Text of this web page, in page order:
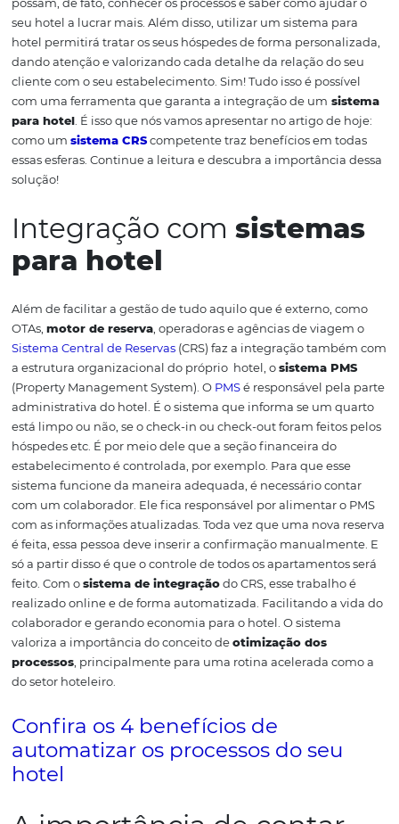
forma como você controla o sistema do seu próprio
estabelecimento, facilitando o seu dia a dia. Imaginou?
funcionam os sistemas para hotel. Estes sistemas
podem dar mais liberdade para os seus funcionários,
com que eles deixem de executar trabalhos mecânicos
possam, de fato, conhecer os processos e saber como
Além disso, utilizar um sistema
hotel permitirá tratar os seus hóspedes de forma
cliente com o seu estabelecimento. Sim! Tudo isso é
com uma ferramenta que garanta a integração de um
para hotel
. É isso que nós vamos apresentar no artigo
essas esferas. Continue a leitura e descubra a
solução!
Integração com
para hotel
Além de facilitar a gestão de tudo aquilo que é externo,
OTAs,motor de reserva, operadoras e agências de
Sistema Central de Reservas(CRS) faz a integração
a estrutura organizacional do próprio hotel, o
sistema
(Property Management System). OPMSé responsável
administrativa do hotel. É o sistema que informa se um
está limpo ou não, se o check-in ou check-out foram
hóspedes etc. É por meio dele que a seção financeira do
estabelecimento é controlada, por exemplo. Para que
com um colaborador. Ele fica responsável por alimentar
com as informações atualizadas.
Toda vez que uma
é feita, essa pessoa deve inserir a confirmação